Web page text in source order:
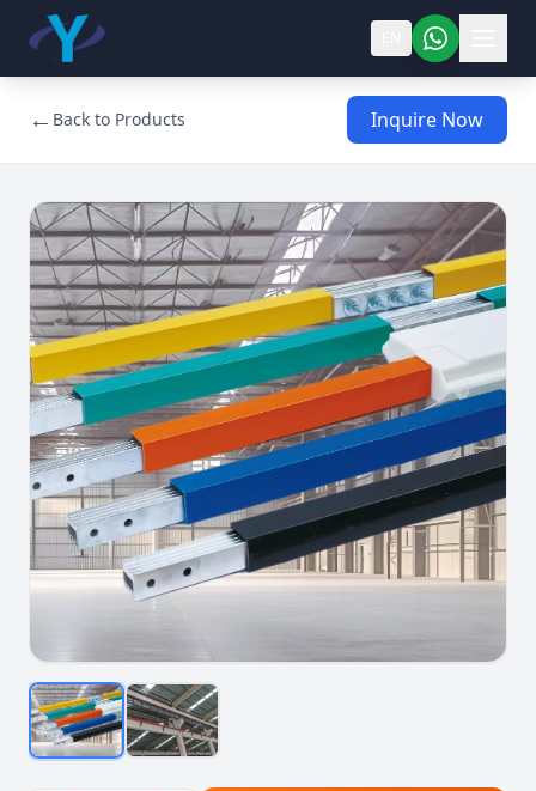
← Back to Products Inquire Now